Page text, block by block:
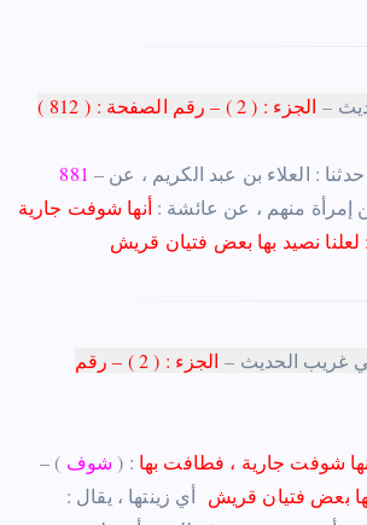
– الجزء : ( 2 ) – رقم الصفحة : (
812
)
881 – حدثنا : أبوبكر وكيع ، حدثنا : العلاء بن عبد الكريم ، عن
إمرأة منهم ، عن عائشة :أنها شوفت جارية
غريب الحديث – الجزء : ( 2 ) –
رقم
– ( شوف
شوفت جارية ، فطافت بها
بعض فتيان قريش أي زينتها ، يقال :